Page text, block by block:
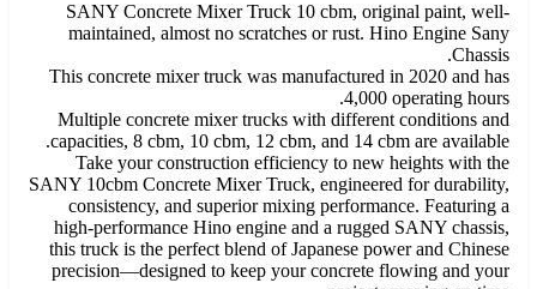
SANY Concrete Mixer Truck 10 cbm, original paint, well-
maintained, almost no scratches or rust. Hino Engine Sany
Chassis.
This concrete mixer truck was manufactured in 2020 and has
4,000 operating hours.
Multiple concrete mixer trucks with different conditions and
capacities, 8 cbm, 10 cbm, 12 cbm, and 14 cbm are available.
Take your construction efficiency to new heights with the
SANY 10cbm Concrete Mixer Truck, engineered for durability,
consistency, and superior mixing performance. Featuring a
high-performance Hino engine and a rugged SANY chassis,
this truck is the perfect blend of Japanese power and Chinese
precision—designed to keep your concrete flowing and your